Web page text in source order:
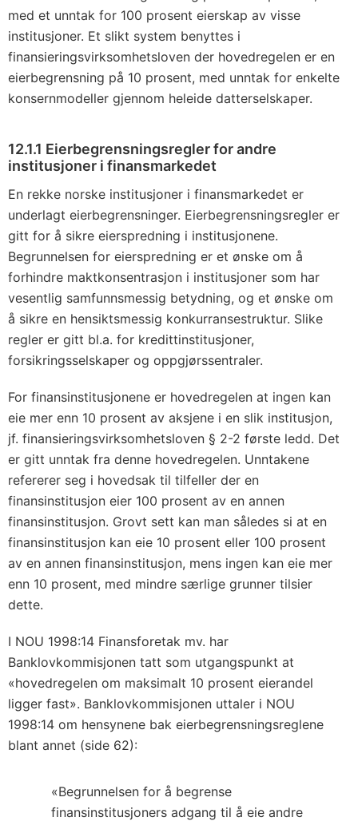
med et unntak for 100 prosent eierskap av visse
institusjoner. Et slikt system benyttes i
finansieringsvirksomhetsloven der hovedregelen er en
eierbegrensning på 10 prosent, med unntak for enkelte
konsernmodeller gjennom heleide datterselskaper.
12.1.1 Eierbegrensningsregler for andre
institusjoner i finansmarkedet
En rekke norske institusjoner i finansmarkedet er
underlagt eierbegrensninger. Eierbegrensningsregler er
gitt for å sikre eierspredning i institusjonene.
Begrunnelsen for eierspredning er et ønske om å
forhindre maktkonsentrasjon i institusjoner som har
vesentlig samfunnsmessig betydning, og et ønske om
å sikre en hensiktsmessig konkurransestruktur. Slike
regler er gitt bl.a. for kredittinstitusjoner,
forsikringsselskaper og oppgjørssentraler.
For finansinstitusjonene er hovedregelen at ingen kan
eie mer enn 10 prosent av aksjene i en slik institusjon,
jf. finansieringsvirksomhetsloven § 2-2 første ledd. Det
er gitt unntak fra denne hovedregelen. Unntakene
refererer seg i hovedsak til tilfeller der en
finansinstitusjon eier 100 prosent av en annen
finansinstitusjon. Grovt sett kan man således si at en
finansinstitusjon kan eie 10 prosent eller 100 prosent
av en annen finansinstitusjon, mens ingen kan eie mer
enn 10 prosent, med mindre særlige grunner tilsier
dette.
I NOU 1998:14 Finansforetak mv. har
Banklovkommisjonen tatt som utgangspunkt at
«hovedregelen om maksimalt 10 prosent eierandel
ligger fast». Banklovkommisjonen uttaler i NOU
1998:14 om hensynene bak eierbegrensningsreglene
blant annet (side 62):
«Begrunnelsen for å begrense
finansinstitusjoners adgang til å eie andre